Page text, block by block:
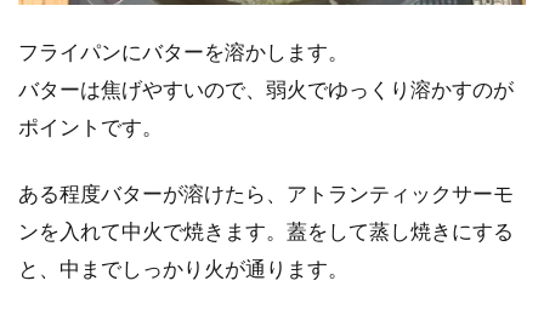
フライパンにバターを溶かします。
バターは焦げやすいので、弱火でゆっくり溶かすのが
ポイントです。
ある程度バターが溶けたら、アトランティックサーモ
ンを入れて中火で焼きます。蓋をして蒸し焼きにする
と、中までしっかり火が通ります。